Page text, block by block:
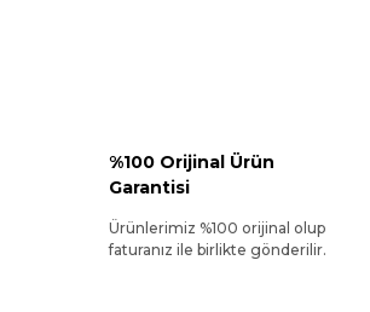
%100 Orijinal Ürün
Garantisi
Ürünlerimiz %100 orijinal olup
faturanız ile birlikte gönderilir.